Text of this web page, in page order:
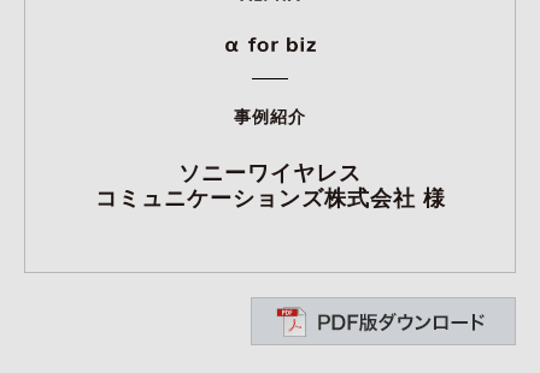
事例紹介
ソニーワイヤレス
コミュニケーションズ株式会社 様